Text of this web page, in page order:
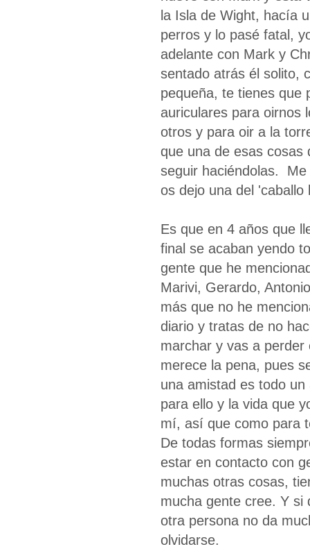
la Isla de Wight, hacía
perros y lo pasé fatal,
adelante con Mark y
sentado atrás él solito,
pequeña, te tienes que
auriculares para oirnos
otros y para oir a la
que una de esas cosas
seguir haciéndolas.
os dejo una del
Es que en 4 años que
final se acaban yendo
gente que he
Marivi, Gerardo,
más que no he
diario y tratas de no
marchar y vas a
merece la pena, pues
una amistad es todo
para ello y la vida que
mí, así que como para
De todas formas
estar en contacto con
muchas otras cosas,
mucha gente cree. Y si
otra persona no da
olvidarse.